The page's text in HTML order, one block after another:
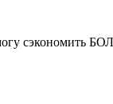
сэкономить